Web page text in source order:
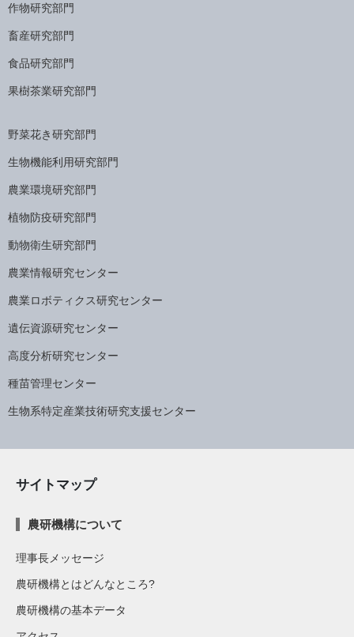
作物研究部門
畜産研究部門
食品研究部門
果樹茶業研究部門
野菜花き研究部門
生物機能利用研究部門
農業環境研究部門
植物防疫研究部門
動物衛生研究部門
農業情報研究センター
農業ロボティクス研究センター
遺伝資源研究センター
高度分析研究センター
種苗管理センター
生物系特定産業技術研究支援センター
サイトマップ
農研機構について
理事長メッセージ
農研機構とはどんなところ?
農研機構の基本データ